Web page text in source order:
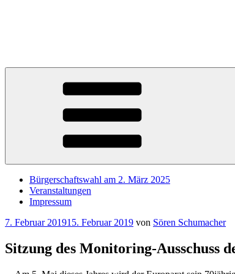
Bürgerschaftswahl am 2. März 2025
Veranstaltungen
Impressum
Veröffentlicht
7. Februar 201915. Februar 2019 von Sören Schumacher
Sitzung des Monitoring-Ausschuss